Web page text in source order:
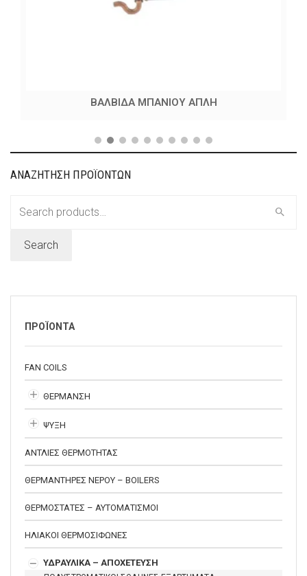
ΒΑΛΒΙΔΑ ΜΠΑΝΙΟΥ ΑΠΛΗ
ΑΝΑΖΗΤΗΣΗ ΠΡΟΪΟΝΤΩΝ
Search
ΠΡΟΪΟΝΤΑ
FAN COILS
ΘΕΡΜΑΝΣΗ
ΨΥΞΗ
ΑΝΤΛΙΕΣ ΘΕΡΜΟΤΗΤΑΣ
ΘΕΡΜΑΝΤΗΡΕΣ ΝΕΡΟΥ – BOILERS
ΘΕΡΜΟΣΤΑΤΕΣ – ΑΥΤΟΜΑΤΙΣΜΟΙ
ΗΛΙΑΚΟΙ ΘΕΡΜΟΣΙΦΩΝΕΣ
ΥΔΡΑΥΛΙΚΑ – ΑΠΟΧΕΤΕΥΣΗ